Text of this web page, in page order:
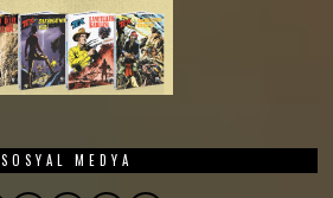
SOSYAL MEDYA